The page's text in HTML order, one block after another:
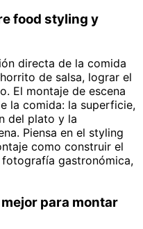
food styling y
directa de la comida
de salsa, lograr el
El montaje de escena
la comida: la superficie,
del plato y la
Piensa en el styling
como construir el
gastronómica,
para montar